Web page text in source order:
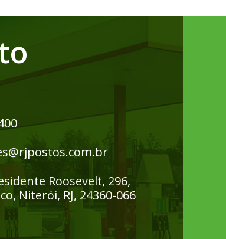
Roosevelt, 296,
Niterói, RJ, 24360-066